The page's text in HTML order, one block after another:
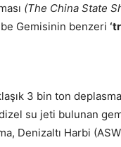
(The China State
Gemisinin benzeri
3 bin ton
su jeti bulunan
Denizaltı Harbi